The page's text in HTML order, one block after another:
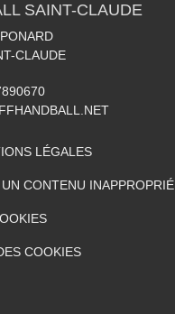
SAINT-CLAUDE
CLAUDE
LÉGALES
CONTENU INAPPROPRIÉ
COOKIES